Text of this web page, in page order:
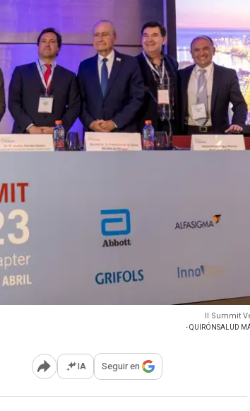
II Summit
- QUIRÓNSALUD
Abrir opciones para compartir
IA Seguir en